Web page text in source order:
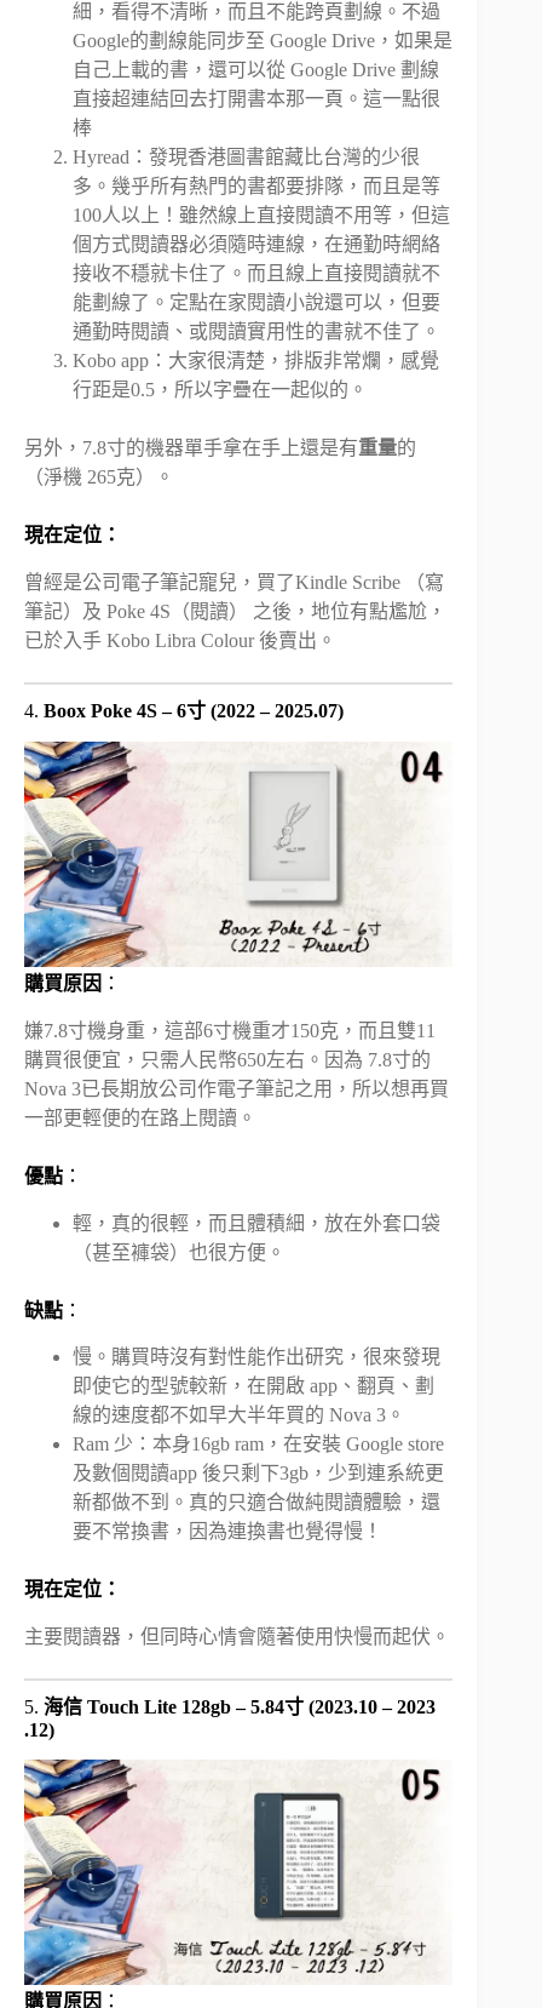
細，看得不清晰，而且不能跨頁劃線。不過
Google的劃線能同步至 Google Drive，如果是
自己上載的書，還可以從 Google Drive 劃線
直接超連結回去打開書本那一頁。這一點很
棒
Hyread：發現香港圖書館藏比台灣的少很
多。幾乎所有熱門的書都要排隊，而且是等
100人以上！雖然線上直接閱讀不用等，但這
個方式閱讀器必須隨時連線，在通勤時網絡
接收不穩就卡住了。而且線上直接閱讀就不
能劃線了。定點在家閱讀小說還可以，但要
通勤時閱讀、或閱讀實用性的書就不佳了。
Kobo app：大家很清楚，排版非常爛，感覺
行距是0.5，所以字疊在一起似的。
另外，7.8寸的機器單手拿在手上還是有 重量的
（淨機 265克）。
現在定位：
曾經是公司電子筆記寵兒，買了Kindle Scribe （寫
筆記）及 Poke 4S（閱讀） 之後，地位有點尷尬，
已於入手 Kobo Libra Colour 後賣出。
4. Boox Poke 4S – 6寸 (2022 – 2025.07)
購買原因 ：
嫌7.8寸機身重，這部6寸機重才150克，而且雙11
購買很便宜，只需人民幣650左右。因為 7.8寸的
Nova 3已長期放公司作電子筆記之用，所以想再買
一部更輕便的在路上閱讀。
優點 ：
輕，真的很輕，而且體積細，放在外套口袋
（甚至褲袋）也很方便。
缺點 ：
慢。購買時沒有對性能作出研究，很來發現
即使它的型號較新，在開啟 app、翻頁、劃
線的速度都不如早大半年買的 Nova 3。
Ram 少：本身16gb ram，在安裝 Google store
及數個閱讀app 後只剩下3gb，少到連系統更
新都做不到。真的只適合做純閱讀體驗，還
要不常換書，因為連換書也覺得慢！
現在定位：
主要閱讀器，但同時心情會隨著使用快慢而起伏。
5. 海信 Touch Lite 128gb – 5.84寸 (2023.10 – 2023
.12)
購買原因 ：